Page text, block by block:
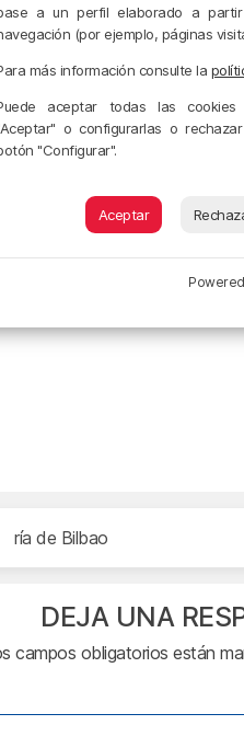
ría de Bilbao
DEJA UNA
campos obligatorios están
a un perfil elaborado a
(por ejemplo, páginas
más información consulte la
aceptar todas las
o configurarlas o
"Configurar".
Aceptar